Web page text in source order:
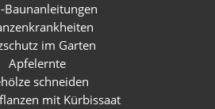
Baunanleitungen
im Garten
Apfelernte
schneiden
mit Kürbissaat